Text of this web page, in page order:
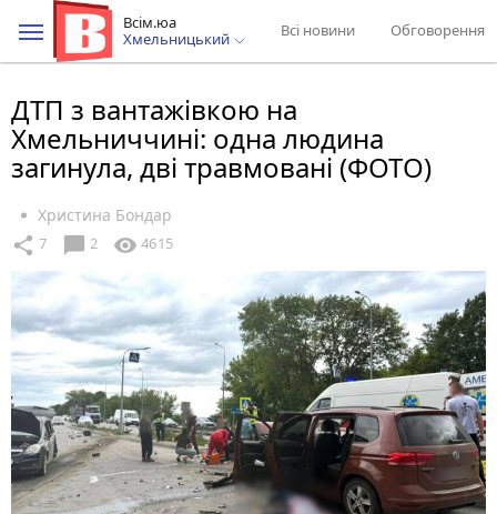
Всім.юа
Хмельницький
Всі новини Обговорення
ДТП з вантажівкою на
Хмельниччині: одна людина
загинула, дві травмовані (ФОТО)
Христина Бондар
share 7 chat_bubble 2 visibility 4615